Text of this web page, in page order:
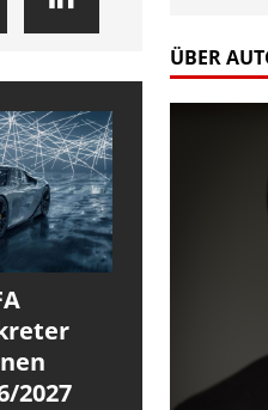
2027
ÜBER